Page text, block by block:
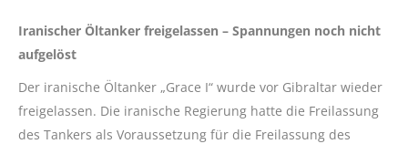
Iranischer Öltanker freigelassen – Spannungen noch nicht
aufgelöst
Der iranische Öltanker „Grace I“ wurde vor Gibraltar wieder
freigelassen. Die iranische Regierung hatte die Freilassung
des Tankers als Voraussetzung für die Freilassung des